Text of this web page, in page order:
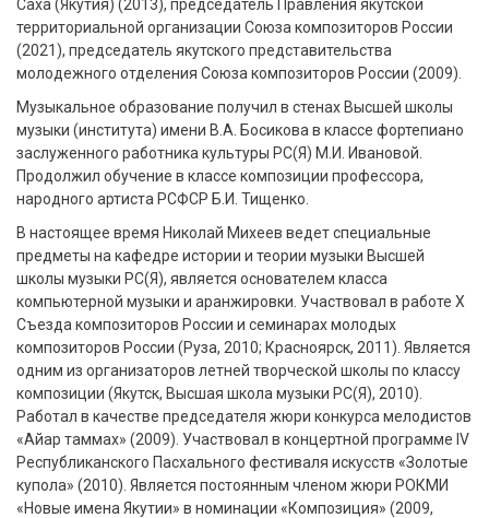
Саха (Якутия) (2013), председатель Правления якутской
территориальной организации Союза композиторов России
(2021), председатель якутского представительства
молодежного отделения Союза композиторов России (2009).
Музыкальное образование получил в стенах Высшей школы
музыки (института) имени В.А. Босикова в классе фортепиано
заслуженного работника культуры РС(Я) М.И. Ивановой.
Продолжил обучение в классе композиции профессора,
народного артиста РСФСР Б.И. Тищенко.
В настоящее время Николай Михеев ведет специальные
предметы на кафедре истории и теории музыки Высшей
школы музыки РС(Я), является основателем класса
компьютерной музыки и аранжировки. Участвовал в работе X
Съезда композиторов России и семинарах молодых
композиторов России (Руза, 2010; Красноярск, 2011). Является
одним из организаторов летней творческой школы по классу
композиции (Якутск, Высшая школа музыки РС(Я), 2010).
Работал в качестве председателя жюри конкурса мелодистов
«Айар таммах» (2009). Участвовал в концертной программе IV
Республиканского Пасхального фестиваля искусств «Золотые
купола» (2010). Является постоянным членом жюри РОКМИ
«Новые имена Якутии» в номинации «Композиция» (2009,